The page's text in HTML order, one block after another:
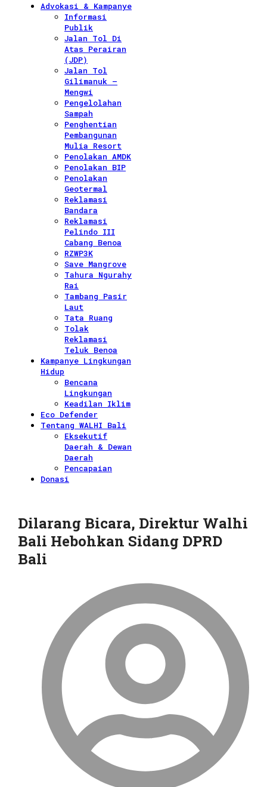
Advokasi & Kampanye
Informasi
Publik
Jalan Tol Di
Atas Perairan
(JDP)
Jalan Tol
Gilimanuk –
Mengwi
Pengelolahan
Sampah
Penghentian
Pembangunan
Mulia Resort
Penolakan AMDK
Penolakan BIP
Penolakan
Geotermal
Reklamasi
Bandara
Reklamasi
Pelindo III
Cabang Benoa
RZWP3K
Save Mangrove
Tahura Ngurahy
Rai
Tambang Pasir
Laut
Tata Ruang
Tolak
Reklamasi
Teluk Benoa
Kampanye Lingkungan
Hidup
Bencana
Lingkungan
Keadilan Iklim
Eco Defender
Tentang WALHI Bali
Eksekutif
Daerah & Dewan
Daerah
Pencapaian
Donasi
Dilarang Bicara, Direktur Walhi
Bali Hebohkan Sidang DPRD
Bali